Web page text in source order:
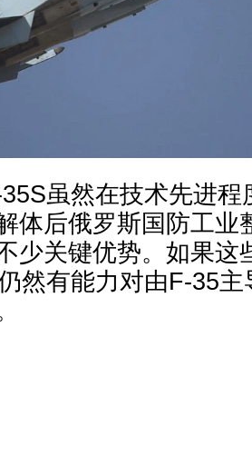
虽然在技术先进
体后俄罗斯国防工业
少关键优势。如果这
然有能力对由F-35